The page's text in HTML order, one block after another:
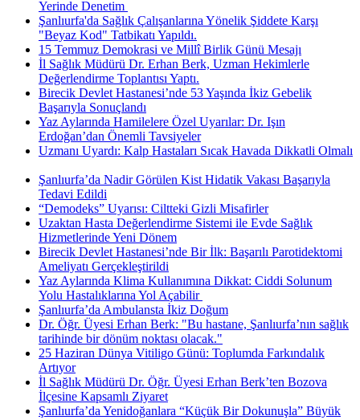
Yerinde Denetim ​
Şanlıurfa'da Sağlık Çalışanlarına Yönelik Şiddete Karşı
"Beyaz Kod" Tatbikatı Yapıldı.
15 Temmuz Demokrasi ve Millî Birlik Günü Mesajı
İl Sağlık Müdürü Dr. Erhan Berk, Uzman Hekimlerle
Değerlendirme Toplantısı Yaptı.
Birecik Devlet Hastanesi’nde 53 Yaşında İkiz Gebelik
Başarıyla Sonuçlandı
Yaz Aylarında Hamilelere Özel Uyarılar: Dr. Işın
Erdoğan’dan Önemli Tavsiyeler
Uzmanı Uyardı: Kalp Hastaları Sıcak Havada Dikkatli Olmalı
Şanlıurfa’da Nadir Görülen Kist Hidatik Vakası Başarıyla
Tedavi Edildi
“Demodeks” Uyarısı: Ciltteki Gizli Misafirler
Uzaktan Hasta Değerlendirme Sistemi ile Evde Sağlık
Hizmetlerinde Yeni Dönem
Birecik Devlet Hastanesi’nde Bir İlk: Başarılı Parotidektomi
Ameliyatı Gerçekleştirildi
Yaz Aylarında Klima Kullanımına Dikkat: Ciddi Solunum
Yolu Hastalıklarına Yol Açabilir ​
Şanlıurfa’da Ambulansta İkiz Doğum
Dr. Öğr. Üyesi Erhan Berk: "Bu hastane, Şanlıurfa’nın sağlık
tarihinde bir dönüm noktası olacak."
25 Haziran Dünya Vitiligo Günü: Toplumda Farkındalık
Artıyor
İl Sağlık Müdürü Dr. Öğr. Üyesi Erhan Berk’ten Bozova
İlçesine Kapsamlı Ziyaret
Şanlıurfa’da Yenidoğanlara “Küçük Bir Dokunuşla” Büyük